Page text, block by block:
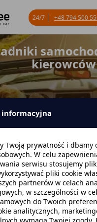
kierowców
24/7 +48 794 500
Blog
informacyjna
Twoją prywatność i dbamy
W celu
serwisu stosujemy
pliki cookie
partnerów w celach
w szczególności w
do Twoich
analitycznych,